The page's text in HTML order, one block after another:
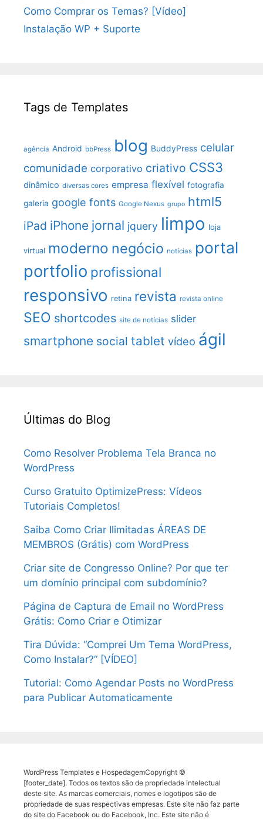
Como Comprar os Temas? [Vídeo]
Instalação WP + Suporte
Tags de Templates
agência Android bbPress blog BuddyPress celular
comunidade corporativo criativo CSS3
dinâmico diversas cores empresa flexível fotografia
galeria google fonts Google Nexus grupo html5
iPad iPhone jornal jquery limpo loja
virtual moderno negócio notícias portal
portfolio profissional
responsivo retina revista revista online
SEO shortcodes site de notícias slider
smartphone social tablet vídeo ágil
Últimas do Blog
Como Resolver Problema Tela Branca no
WordPress
Curso Gratuito OptimizePress: Vídeos
Tutoriais Completos!
Saiba Como Criar Ilimitadas ÁREAS DE
MEMBROS (Grátis) com WordPress
Criar site de Congresso Online? Por que ter
um domínio principal com subdomínio?
Página de Captura de Email no WordPress
Grátis: Como Criar e Otimizar
Tira Dúvida: “Comprei Um Tema WordPress,
Como Instalar?” [VÍDEO]
Tutorial: Como Agendar Posts no WordPress
para Publicar Automaticamente
WordPress Templates e HospedagemCopyright ©
[footer_date]. Todos os textos são de propriedade intelectual
deste site. As marcas comerciais, nomes e logotipos são de
propriedade de suas respectivas empresas. Este site não faz parte
do site do Facebook ou do Facebook, Inc. Este site não é